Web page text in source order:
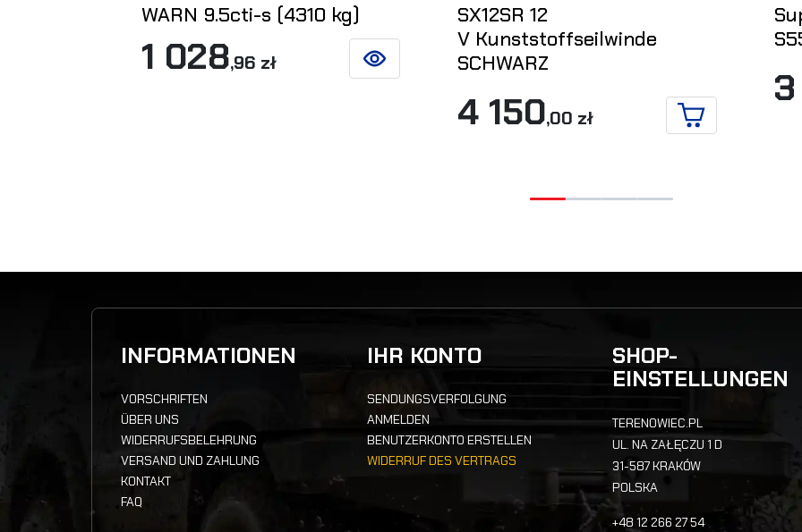
WARN 9.5cti-s (4310 kg)
1 028,96 zł SIEHE DETAILS
SX12SR 12
V Kunststoffseilwinde
SCHWARZ
4 150,00 zł
IN DEN
INFORMATIONEN
VORSCHRIFTEN
ÜBER UNS
WIDERRUFSBELEHRUNG
VERSAND UND ZAHLUNG
KONTAKT
FAQ
IHR KONTO
SENDUNGSVERFOLGUNG
ANMELDEN
BENUTZERKONTO ERSTELLEN
WIDERRUF DES VERTRAGS
SHOP-
EINSTELLUNGEN
TERENOWIEC.PL
UL. NA ZAŁĘCZU 1 D
31-587 KRAKÓW
POLSKA
+48 12 266 27 54